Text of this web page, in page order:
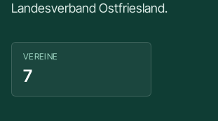
Landesverband Ostfriesland.
VEREINE
7